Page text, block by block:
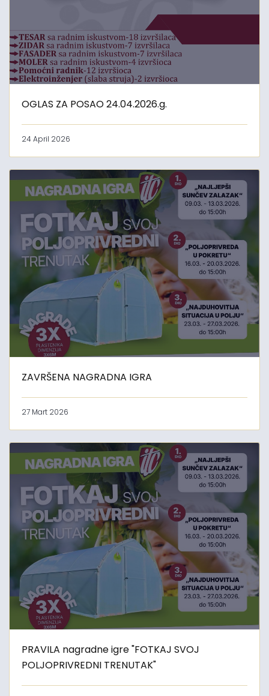
OGLAS ZA POSAO 24.04.2026.g.
24 April 2026
ZAVRŠENA NAGRADNA IGRA
27 Mart 2026
PRAVILA nagradne igre "FOTKAJ SVOJ
POLJOPRIVREDNI TRENUTAK"